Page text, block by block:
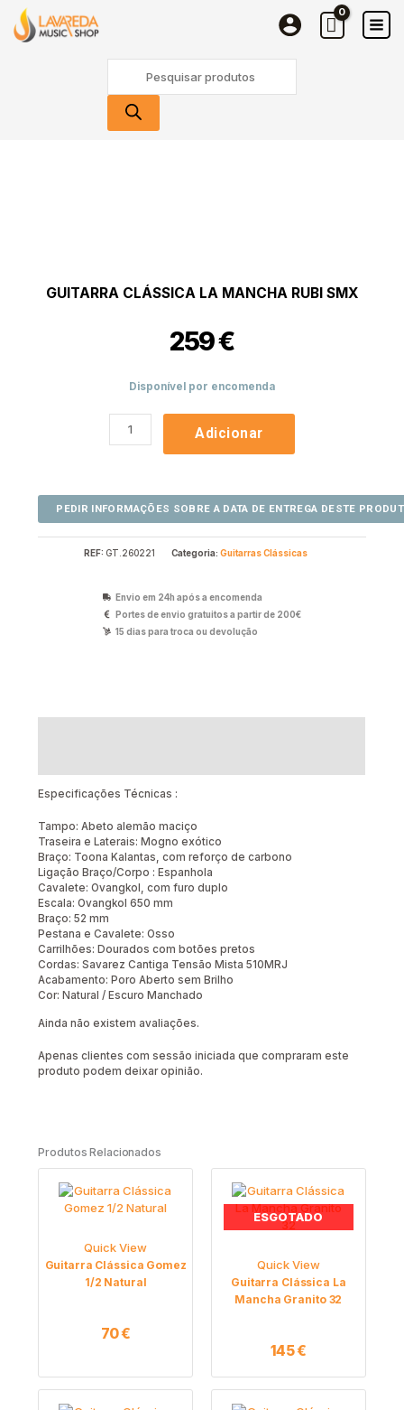
content
search
GUITARRA CLÁSSICA LA MANCHA RUBI SMX
259€
Disponível por encomenda
SMX
Adicionar
REF: GT.260221 Categoria: Guitarras Clássicas
Envio em 24h após a encomenda
Portes de envio gratuitos a partir de 200€
15 dias para troca ou devolução
Especificações Técnicas :
Tampo: Abeto alemão maciço
Traseira e Laterais: Mogno exótico
Braço: Toona Kalantas, com reforço de carbono
Ligação Braço/Corpo : Espanhola
Cavalete: Ovangkol, com furo duplo
Escala: Ovangkol 650 mm
Braço: 52 mm
Pestana e Cavalete: Osso
Carrilhões: Dourados com botões pretos
Cordas: Savarez Cantiga Tensão Mista 510MRJ
Acabamento: Poro Aberto sem Brilho
Cor: Natural / Escuro Manchado
Ainda não existem avaliações.
Apenas clientes com sessão iniciada que compraram este
produto podem deixar opinião.
Produtos Relacionados
Quick View
Guitarra Clássica Gomez
1/2 Natural
70€
ESGOTADO
Quick View
Guitarra Clássica La
Mancha Granito 32
145€